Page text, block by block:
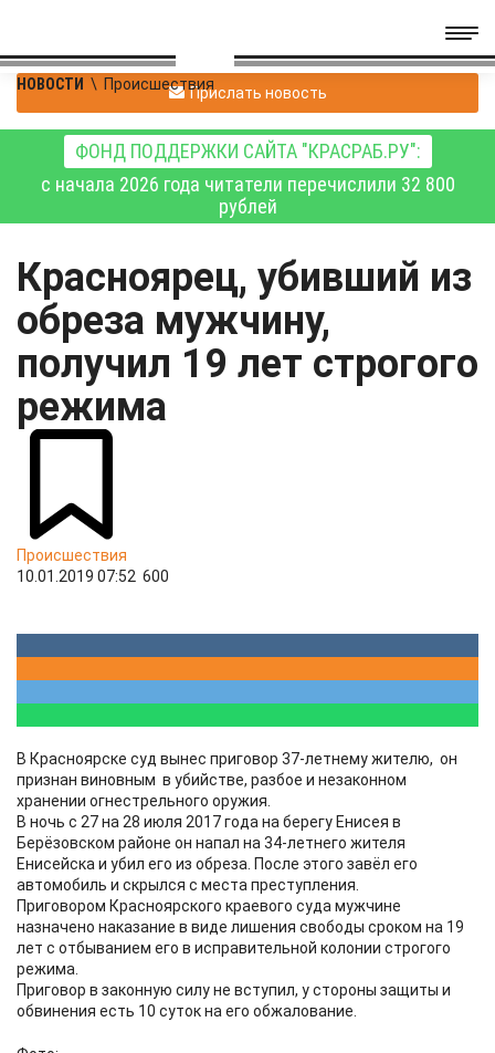
НОВОСТИ \ ПроисшествияПрислать новость
ФОНД ПОДДЕРЖКИ САЙТА "КРАСРАБ.РУ":
с начала 2026 года читатели перечислили 32 800
рублей
Красноярец, убивший из
обреза мужчину,
получил 19 лет строгого
режима
Происшествия
10.01.2019 07:52 600
В Красноярске суд вынес приговор 37-летнему жителю, он
признан виновным в убийстве, разбое и незаконном
хранении огнестрельного оружия.
В ночь с 27 на 28 июля 2017 года на берегу Енисея в
Берёзовском районе он напал на 34-летнего жителя
Енисейска и убил его из обреза. После этого завёл его
автомобиль и скрылся с места преступления.
Приговором Красноярского краевого суда мужчине
назначено наказание в виде лишения свободы сроком на 19
лет с отбыванием его в исправительной колонии строгого
режима.
Приговор в законную силу не вступил, у стороны защиты и
обвинения есть 10 суток на его обжалование.